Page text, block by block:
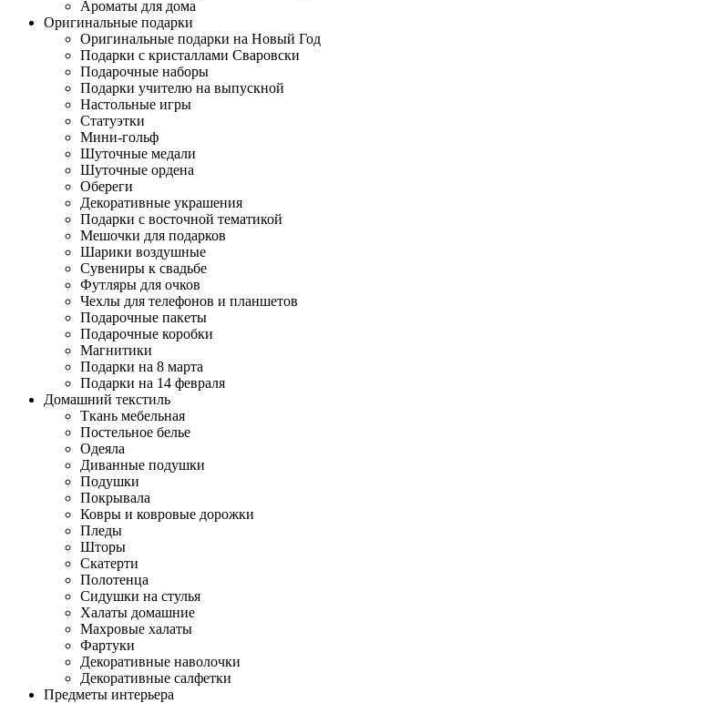
Ароматы для дома
Оригинальные подарки
Оригинальные подарки на Новый Год
Подарки с кристаллами Сваровски
Подарочные наборы
Подарки учителю на выпускной
Настольные игры
Статуэтки
Мини-гольф
Шуточные медали
Шуточные ордена
Обереги
Декоративные украшения
Подарки с восточной тематикой
Мешочки для подарков
Шарики воздушные
Сувениры к свадьбе
Футляры для очков
Чехлы для телефонов и планшетов
Подарочные пакеты
Подарочные коробки
Магнитики
Подарки на 8 марта
Подарки на 14 февраля
Домашний текстиль
Ткань мебельная
Постельное белье
Одеяла
Диванные подушки
Подушки
Покрывала
Ковры и ковровые дорожки
Пледы
Шторы
Скатерти
Полотенца
Сидушки на стулья
Халаты домашние
Махровые халаты
Фартуки
Декоративные наволочки
Декоративные салфетки
Предметы интерьера